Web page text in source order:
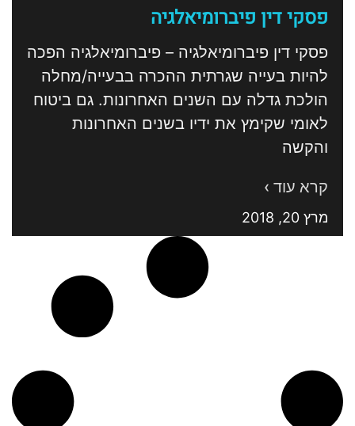
פסקי דין פיברומיאלגיה
פסקי דין פיברומיאלגיה – פיברומיאלגיה הפכה
להיות בעייה שגרתית ההכרה בבעייה/מחלה
הולכת גדלה עם השנים האחרונות. גם ביטוח
לאומי שקימץ את ידיו בשנים האחרונות
והקשה
קרא עוד ›
מרץ 20, 2018